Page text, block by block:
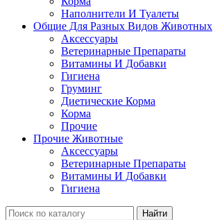
Наполнители И Туалеты
Общие Для Разных Видов Животных
Аксессуары
Ветеринарные Препараты
Витамины И Добавки
Гигиена
Груминг
Диетические Корма
Корма
Прочие
Прочие Животные
Аксессуары
Ветеринарные Препараты
Витамины И Добавки
Гигиена
Найти